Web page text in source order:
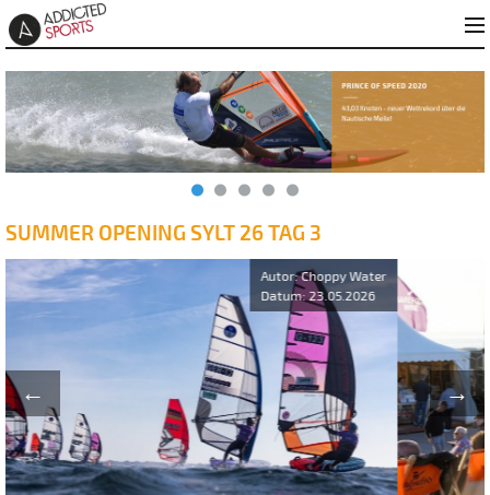
SUMMER OPENING SYLT 26 TAG 3
← →